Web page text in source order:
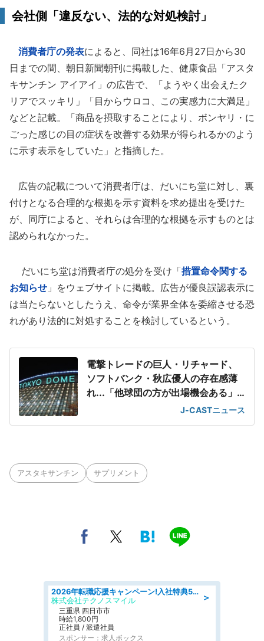
会社側「違反ない、法的な対処検討」
消費者庁の発表によると、同社は16年6月27日から30
日までの間、朝日新聞朝刊に掲載した、健康食品「アスタ
キサンチン アイアイ」の広告で、「ようやく出会えたク
リアでスッキリ」「目からウロコ、この実感力に大満足」
などと記載。「商品を摂取することにより、ボンヤリ・に
ごった感じの目の症状を改善する効果が得られるかのよう
に示す表示をしていた」と指摘した。
広告の記載について消費者庁は、だいにち堂に対し、裏
付けとなる合理的な根拠を示す資料を求め提出を受けた
が、同庁によると、それらは合理的な根拠を示すものとは
認められなかった。
だいにち堂は消費者庁の処分を受け「措置命令関する
お知らせ 」をウェブサイトに掲載。広告が優良誤認表示に
は当たらないとしたうえ、命令が業界全体を委縮させる恐
れがあり法的に対処することを検討しているという。
電撃トレードの巨人・リチャード、
ソフトバンク・秋広優人の存在感薄
れ...「他球団の方が出場機会ある」
J-CASTニュース
アスタキサンチン サプリメント
＞
2026年転職応援キャンペーン!入社特典58万円/デンソーで働こう!自動車工場で小型部品の検査業務 denso aichi
株式会社テクノスマイル
三重県 四日市市
時給1,800円
正社員 / 派遣社員
スポンサー：求人ボックス